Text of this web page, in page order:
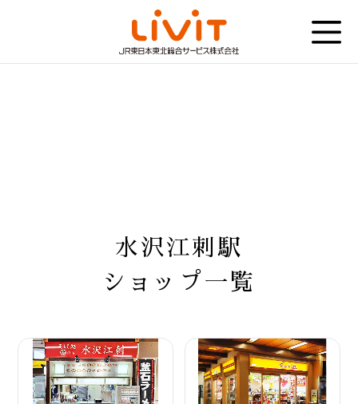
水沢江刺駅
ショップ一覧